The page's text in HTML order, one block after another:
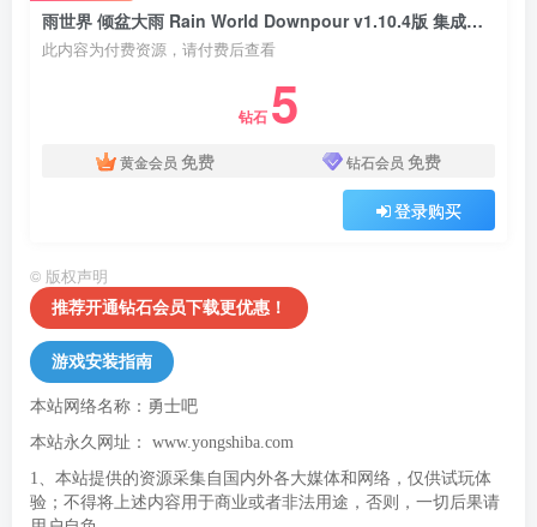
雨世界 倾盆大雨 Rain World Downpour v1.10.4版 集成全DLC 官方中文
此内容为付费资源，请付费后查看
钻石 5
黄金会员 免费 钻石会员 免费
登录购买
© 版权声明
推荐开通钻石会员下载更优惠！
游戏安装指南
本站网络名称：勇士吧
本站永久网址： www.yongshiba.com
1、本站提供的资源采集自国内外各大媒体和网络，仅供试玩体
验；不得将上述内容用于商业或者非法用途，否则，一切后果请